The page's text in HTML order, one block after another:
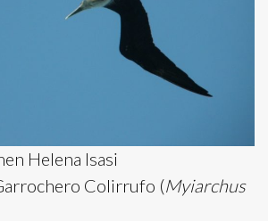
Helena Isasi
Colirrufo (Myiarchus